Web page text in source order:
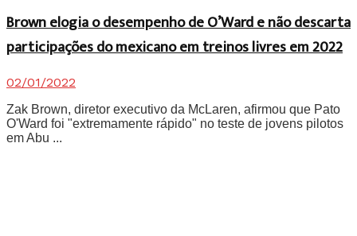
Brown elogia o desempenho de O’Ward e não descarta
participações do mexicano em treinos livres em 2022
02/01/2022
Zak Brown, diretor executivo da McLaren, afirmou que Pato
O'Ward foi "extremamente rápido" no teste de jovens pilotos
em Abu ...